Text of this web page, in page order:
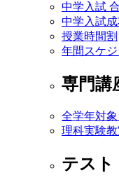
中学入試
中学入試
授業時間割
年間スケ
専門講
全学年対
理科実験教
テスト